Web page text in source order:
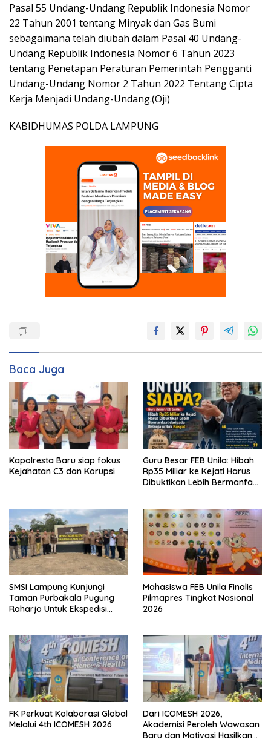
Pasal 55 Undang-Undang Republik Indonesia Nomor
22 Tahun 2001 tentang Minyak dan Gas Bumi
sebagaimana telah diubah dalam Pasal 40 Undang-
Undang Republik Indonesia Nomor 6 Tahun 2023
tentang Penetapan Peraturan Pemerintah Pengganti
Undang-Undang Nomor 2 Tahun 2022 Tentang Cipta
Kerja Menjadi Undang-Undang.(Oji)
KABIDHUMAS POLDA LAMPUNG
Baca Juga
Kapolresta Baru siap fokus
Kejahatan C3 dan Korupsi
Guru Besar FEB Unila: Hibah
Rp35 Miliar ke Kejati Harus
Dibuktikan Lebih Bermanfaat
SMSI Lampung Kunjungi
Taman Purbakala Pugung
Raharjo Untuk Ekspedisi
Mahasiswa FEB Unila Finalis
Pilmapres Tingkat Nasional
2026
FK Perkuat Kolaborasi Global
Melalui 4th ICOMESH 2026
Dari ICOMESH 2026,
Akademisi Peroleh Wawasan
Baru dan Motivasi Hasilkan